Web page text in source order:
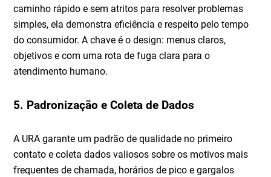
caminho rápido e sem atritos para resolver problemas
simples, ela demonstra eficiência e respeito pelo tempo
do consumidor. A chave é o design: menus claros,
objetivos e com uma rota de fuga clara para o
atendimento humano.
5. Padronização e Coleta de Dados
A URA garante um padrão de qualidade no primeiro
contato e coleta dados valiosos sobre os motivos mais
frequentes de chamada, horários de pico e gargalos